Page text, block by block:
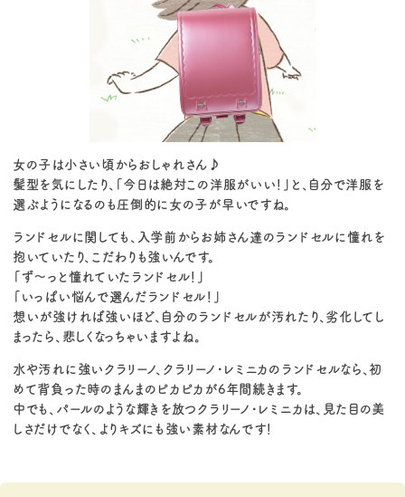
女の子は小さい頃からおしゃれさん♪
髪型を気にしたり、「今日は絶対この洋服がいい！」と、自分で洋服を
選ぶようになるのも圧倒的に女の子が早いですね。
ランドセルに関しても、入学前からお姉さん達のランドセルに憧れを
抱いていたり、こだわりも強いんです。
「ず～っと憧れていたランドセル！」
「いっぱい悩んで選んだランドセル！」
想いが強ければ強いほど、自分のランドセルが汚れたり、劣化してし
まったら、悲しくなっちゃいますよね。
水や汚れに強いクラリーノ、クラリーノ・レミニカのランドセルなら、初
めて背負った時のまんまのピカピカが6年間続きます。
中でも、パールのような輝きを放つクラリーノ・レミニカは、見た目の美
しさだけでなく、よりキズにも強い素材なんです！